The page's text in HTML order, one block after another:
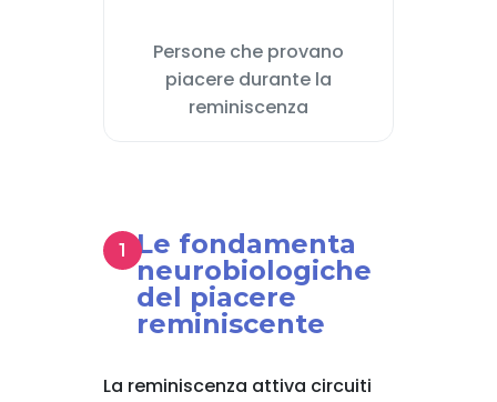
Persone che provano
piacere durante la
reminiscenza
Le fondamenta
neurobiologiche
del piacere
reminiscente
La reminiscenza attiva circuiti